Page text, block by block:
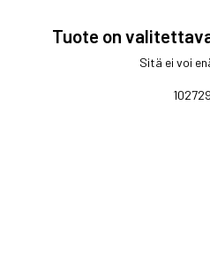
Tuote on
Sitä ei voi